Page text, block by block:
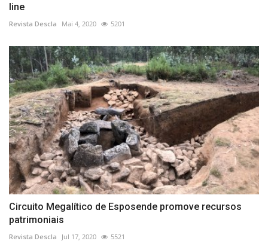
line
Revista Descla Mai 4, 2020 5201
Circuito Megalítico de Esposende promove recursos
patrimoniais
Revista Descla Jul 17, 2020 5521